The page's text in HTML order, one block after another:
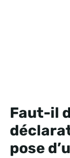
Faut-il
pose